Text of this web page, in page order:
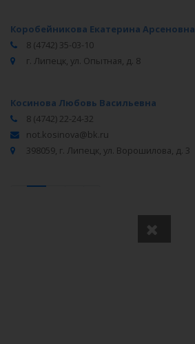
Коробейникова Екатерина Арсеновна
8 (4742) 35-03-10
г. Липецк, ул. Опытная, д. 8
Косинова Любовь Васильевна
8 (4742) 22-24-32
not.kosinova@bk.ru
398059, г. Липецк, ул. Ворошилова, д. 3